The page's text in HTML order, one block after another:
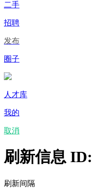
二手
招聘
发布
圈子
人才库
我的
取消
刷新信息 ID:
刷新间隔